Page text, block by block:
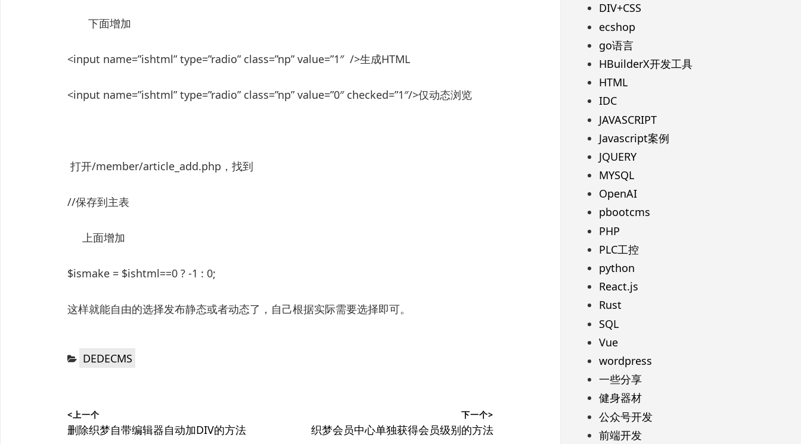
下面增加
<input name=”ishtml” type=”radio” class=”np” value=”1″ />生成HTML
<input name=”ishtml” type=”radio” class=”np” value=”0″ checked=”1″/>仅动态浏览
打开/member/article_add.php，找到
//保存到主表
上面增加
$ismake = $ishtml==0 ? -1 : 0;
这样就能自由的选择发布静态或者动态了，自己根据实际需要选择即可。
分 DEDECMS
章
<上一个
上
删除织梦自带编辑器自动加DIV的方法
下一个>
下
织梦会员中心单独获得会员级别的方法
DIV+CSS
ecshop
go语言
HBuilderX开发工具
HTML
IDC
JAVASCRIPT
Javascript案例
JQUERY
MYSQL
OpenAI
pbootcms
PHP
PLC工控
python
React.js
Rust
SQL
Vue
wordpress
一些分享
健身器材
公众号开发
前端开发